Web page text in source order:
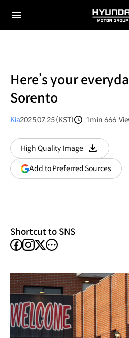
전체
HYUNDAI
MOTOR
Here’s your
Sorento
Kia2025.07.25 (KST)
1min 666
High Quality Image
다운로드
Add to Preferred Sources(opens
in
Shortcut to SNS
facebook
instagram
X
other
SNS